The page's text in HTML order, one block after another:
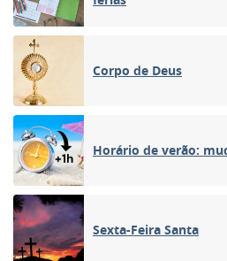
Corpo de Deus
Horário de verão:
Sexta-Feira Santa